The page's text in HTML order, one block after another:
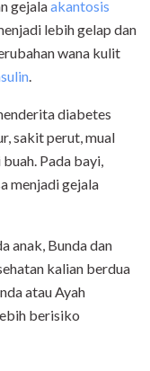
gejalaakantosis
lebih gelap dan
wana kulit
.
diabetes
sakit perut, mual
Pada bayi,
menjadi gejala
anak, Bunda dan
kalian berdua
atau Ayah
berisiko